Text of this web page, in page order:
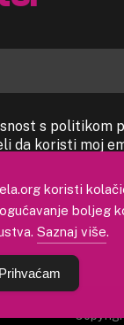
s politikom
da koristi moj
koristi
boljeg
Saznaj više.
Prihvaćam